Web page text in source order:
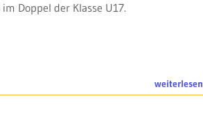
Doppel der Klasse U17.
weiterlesen